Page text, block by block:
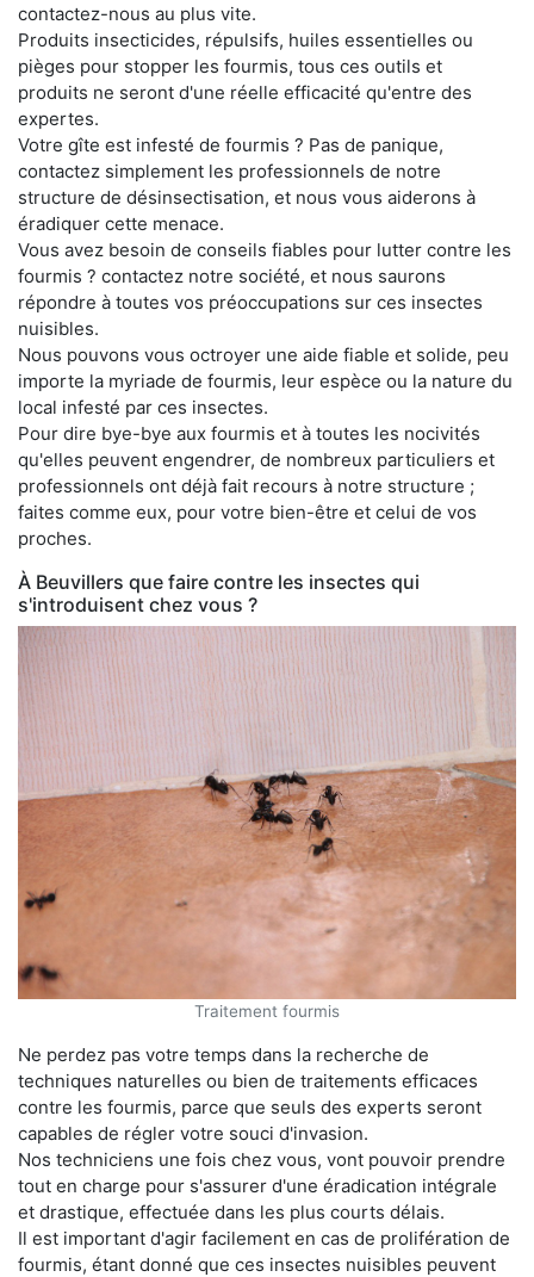
contactez-nous au plus vite.
Produits insecticides, répulsifs, huiles essentielles ou
pièges pour stopper les fourmis, tous ces outils et
produits ne seront d'une réelle efficacité qu'entre des
expertes.
Votre gîte est infesté de fourmis ? Pas de panique,
contactez simplement les professionnels de notre
structure de désinsectisation, et nous vous aiderons à
éradiquer cette menace.
Vous avez besoin de conseils fiables pour lutter contre les
fourmis ? contactez notre société, et nous saurons
répondre à toutes vos préoccupations sur ces insectes
nuisibles.
Nous pouvons vous octroyer une aide fiable et solide, peu
importe la myriade de fourmis, leur espèce ou la nature du
local infesté par ces insectes.
Pour dire bye-bye aux fourmis et à toutes les nocivités
qu'elles peuvent engendrer, de nombreux particuliers et
professionnels ont déjà fait recours à notre structure ;
faites comme eux, pour votre bien-être et celui de vos
proches.
À Beuvillers que faire contre les insectes qui
s'introduisent chez vous ?
Traitement fourmis
Ne perdez pas votre temps dans la recherche de
techniques naturelles ou bien de traitements efficaces
contre les fourmis, parce que seuls des experts seront
capables de régler votre souci d'invasion.
Nos techniciens une fois chez vous, vont pouvoir prendre
tout en charge pour s'assurer d'une éradication intégrale
et drastique, effectuée dans les plus courts délais.
Il est important d'agir facilement en cas de prolifération de
fourmis, étant donné que ces insectes nuisibles peuvent